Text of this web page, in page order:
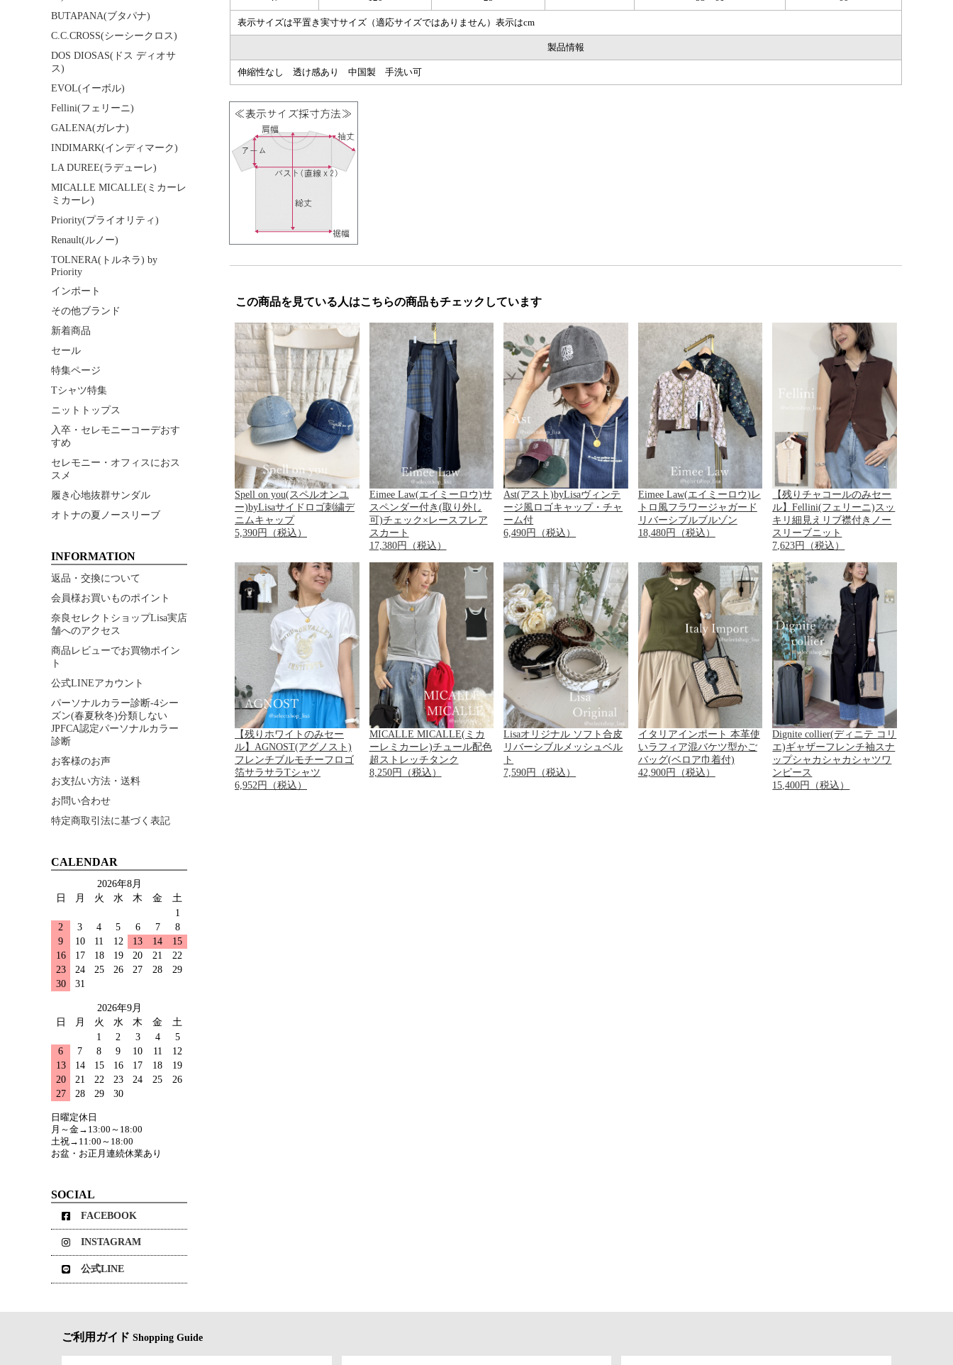
表示サイズは平置き実寸サイズ（適応サイズではありません）表示はcm
製品情報
伸縮性なし 透け感あり 中国製 手洗い可
この商品を見ている人はこちらの商品もチェックしています
Spell on you(スペルオンユ
ー)byLisaサイドロゴ刺繍デ
ニムキャップ
5,390円（税込）
Eimee Law(エイミーロウ)サ
スペンダー付き(取り外し
可)チェック×レースフレア
スカート
17,380円（税込）
Ast(アスト)byLisaヴィンテ
ージ風ロゴキャップ・チャ
ーム付
6,490円（税込）
Eimee Law(エイミーロウ)レ
トロ風フラワージャガード
リバーシブルブルゾン
18,480円（税込）
【残りチャコールのみセー
ル】Fellini(フェリーニ)スッ
キリ細見えリブ襟付きノー
スリーブニット
7,623円（税込）
【残りホワイトのみセー
ル】AGNOST(アグノスト)
フレンチブルモチーフロゴ
箔サラサラTシャツ
6,952円（税込）
MICALLE MICALLE(ミカ
ーレミカーレ)チュール配色
超ストレッチタンク
8,250円（税込）
Lisaオリジナル ソフト合皮
リバーシブルメッシュベル
ト
7,590円（税込）
イタリアインポート 本革使
いラフィア混バケツ型かご
バッグ(ベロア巾着付)
42,900円（税込）
Dignite collier(ディニテ コリ
エ)ギャザーフレンチ袖スナ
ップシャカシャカシャツワ
ンピース
15,400円（税込）
BUTAPANA(ブタパナ)
C.C.CROSS(シーシークロス)
DOS DIOSAS(ドス ディオサ
ス)
EVOL(イーボル)
Fellini(フェリーニ)
GALENA(ガレナ)
INDIMARK(インディマーク)
LA DUREE(ラデューレ)
MICALLE MICALLE(ミカーレ
ミカーレ)
Priority(プライオリティ)
Renault(ルノー)
TOLNERA(トルネラ) by
Priority
インポート
その他ブランド
新着商品
セール
特集ページ
Tシャツ特集
ニットトップス
入卒・セレモニーコーデおす
すめ
セレモニー・オフィスにおス
スメ
履き心地抜群サンダル
オトナの夏ノースリーブ
INFORMATION
返品・交換について
会員様お買いものポイント
奈良セレクトショップLisa実店
舗へのアクセス
商品レビューでお買物ポイン
ト
公式LINEアカウント
パーソナルカラー診断-4シー
ズン(春夏秋冬)分類しない
JPFCA認定パーソナルカラー
診断
お客様のお声
お支払い方法・送料
お問い合わせ
特定商取引法に基づく表記
CALENDAR
2026年8月
日
月 火 水 木 金
土
1
2
3 4 5 6 7
8
9
10 11 12 13 14
15
16
17 18 19 20 21
22
23
24 25 26 27 28
29
30
31
2026年9月
日
月 火 水 木 金
土
1
2 3 4
5
6
7 8 9 10 11
12
13
14 15 16 17 18
19
20
21 22 23 24 25
26
27
28 29 30
日曜定休日
月～金→13:00～18:00
土祝→11:00～18:00
お盆・お正月連続休業あり
SOCIAL
FACEBOOK
INSTAGRAM
公式LINE
ご利用ガイド Shopping Guide